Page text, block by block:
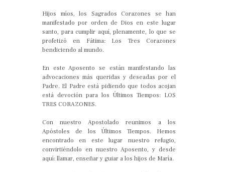
Hijos míos, los Sagrados Corazones se han
manifestado por orden de Dios en este lugar
santo, para cumplir aquí, plenamente, lo que se
profetizó en Fátima: Los Tres Corazones
bendiciendo al mundo.
En este Aposento se están manifestando las
advocaciones más queridas y deseadas por el
Padre. El Padre está pidiendo que todos acojan
está devoción para los Últimos Tiempos: LOS
TRES CORAZONES.
Con nuestro Apostolado reunimos a los
Apóstoles de los Últimos Tiempos. Hemos
encontrado en este lugar nuestro refugio,
convirtiéndolo en nuestro Aposento, y desde
aquí: llamar, enseñar y guiar a los hijos de María.